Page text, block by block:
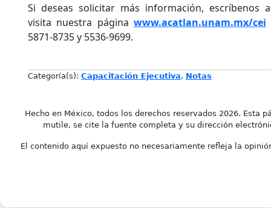
Si deseas solicitar más información, escríbenos
visita nuestra página www.acatlan.unam.mx/cei
5871-8735 y 5536-9699.
Categoría(s): Capacitación Ejecutiva, Notas
Hecho en México, todos los derechos reservados 2026. Esta
mutile, se cite la fuente completa y su dirección
El contenido aquí expuesto no necesariamente refleja la